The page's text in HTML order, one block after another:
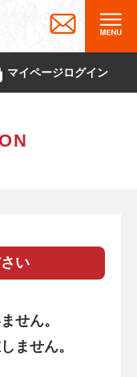
マイページログイン
い
せん。
ません。